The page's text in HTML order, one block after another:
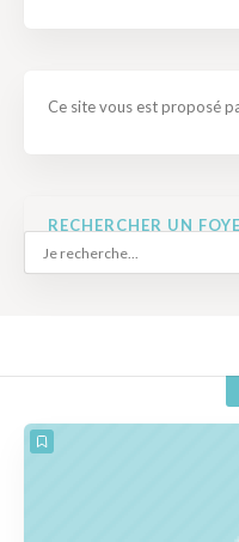
Ce site vous est proposé
RECHERCHER UN